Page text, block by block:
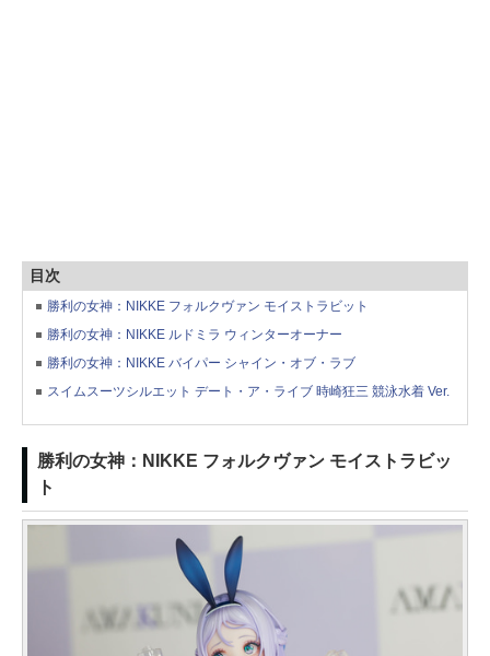
目次
勝利の女神：NIKKE フォルクヴァン モイストラビット
勝利の女神：NIKKE ルドミラ ウィンターオーナー
勝利の女神：NIKKE バイパー シャイン・オブ・ラブ
スイムスーツシルエット デート・ア・ライブ 時崎狂三 競泳水着 Ver.
勝利の女神：NIKKE フォルクヴァン モイストラビッ
ト